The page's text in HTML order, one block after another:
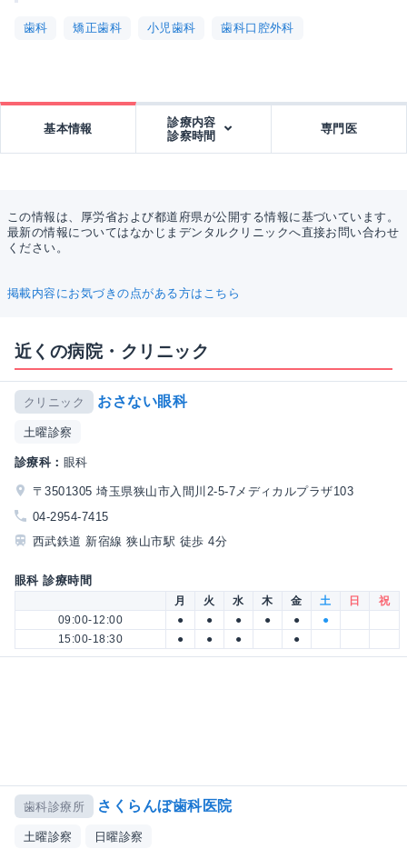
歯科 矯正歯科 小児歯科 歯科口腔外科
基本情報
診療内容
診察時間
専門医
この情報は、厚労省および都道府県が公開する情報に基づいています。
最新の情報についてはなかじまデンタルクリニックへ直接お問い合わせ
ください。
掲載内容にお気づきの点がある方はこちら
近くの病院・クリニック
クリニック おさない眼科
土曜診察
診療科： 眼科
〒3501305 埼玉県狭山市入間川2-5-7メディカルプラザ103
04-2954-7415
西武鉄道 新宿線 狭山市駅 徒歩 4分
眼科 診療時間
月 火 水 木 金 土 日
祝
09:00-12:00
● ● ● ● ●
●
15:00-18:30
● ● ● ●
歯科診療所 さくらんぼ歯科医院
土曜診察 日曜診察